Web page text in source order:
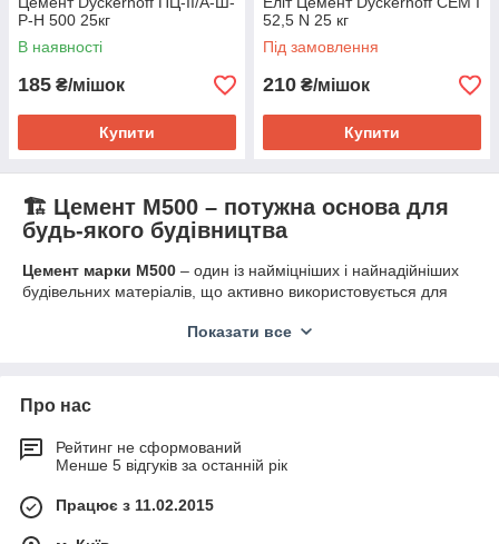
Р-Н 500 25кг
В наявності
185 ₴/мішок
Купити
52,5 N 25 кг
Під замовлення
210 ₴/мішок
Купити
🏗️ Цемент М500 – потужна основа для
будь-якого будівництва
Цемент марки М500 – один із найміцніших і найнадійніших
будівельних матеріалів, що активно використовується для
магазин
постачанням прямо зі складу
✅ Основні переваги цементу М500:
Швидке твердіння
Показати все
Про нас
Рейтинг не сформований
Менше 5 відгуків за останній рік
Працює з 11.02.2015